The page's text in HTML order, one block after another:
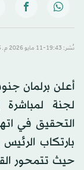
نُشر: 19:43-11 مايو 2026 م ـ 25 ذو القِعدة 1447 هـ
أعلن برلمان
لجنة
التحقيق في
بارتكاب
حيث تتمحور